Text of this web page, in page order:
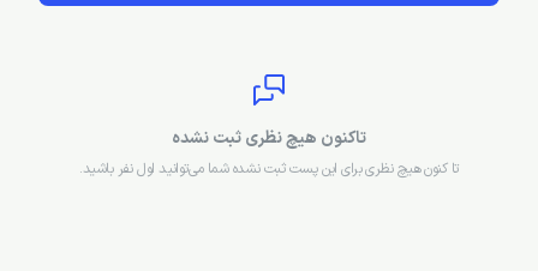
تاکنون هیچ نظری ثبت نشده
تا کنون هیچ نظری برای این پست ثبت نشده شما می‌توانید اول نفر باشید.